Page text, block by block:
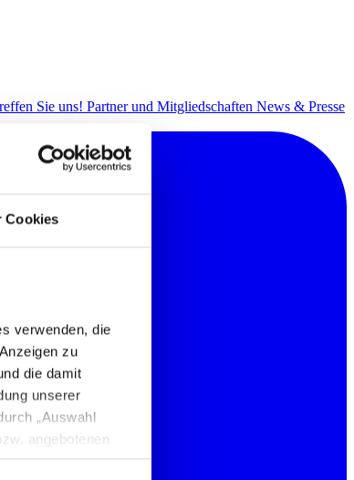
Cookies
verwenden, die
zu
die damit
unserer
„Auswahl
angebotenen
Sie uns! Partner und Mitgliedschaften News & Presse